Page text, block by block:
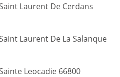
Laurent De Cerdans
Laurent De La Salanque
Leocadie 66800